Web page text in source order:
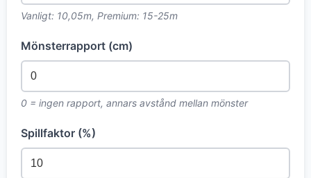
Vanligt: 10,05m, Premium: 15-25m
Mönsterrapport (cm)
0 = ingen rapport, annars avstånd mellan mönster
Spillfaktor (%)